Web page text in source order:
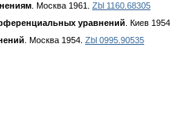
. Москва 1961. Zbl 1160.68305
уравнений . Киев 1954.
. Москва 1954. Zbl 0995.90535